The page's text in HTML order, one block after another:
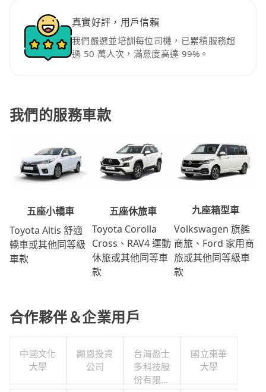
真實好評，用戶信賴
我們嚴選並培訓每位司機，已累積服務超
過 50 萬人次，滿意度高達 99%。
我們的服務車款
五座小轎車
Toyota Altis 舒適
轎車或其他同等級
車款
五座休旅車
Toyota Corolla
Cross、RAV4 運動
休旅或其他同等車
款
九座箱型車
Volkswagen 旗艦
商旅、Ford 家用商
旅或其他同等級車
款
合作夥伴＆企業用戶
中國文化
大學
顯恩投資
公司
台灣盈士
多科技股
份有限公
國立東華
大學